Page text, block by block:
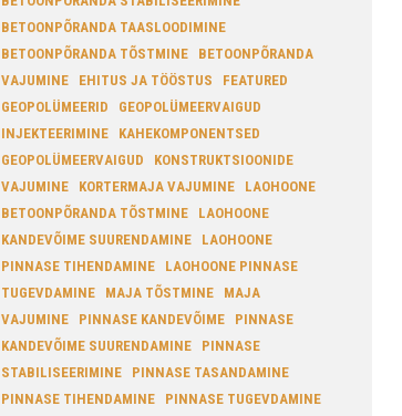
BETOONPÕRANDA TAASLOODIMINE
BETOONPÕRANDA TÕSTMINE
BETOONPÕRANDA
VAJUMINE
EHITUS JA TÖÖSTUS
FEATURED
GEOPOLÜMEERID
GEOPOLÜMEERVAIGUD
INJEKTEERIMINE
KAHEKOMPONENTSED
GEOPOLÜMEERVAIGUD
KONSTRUKTSIOONIDE
VAJUMINE
KORTERMAJA VAJUMINE
LAOHOONE
BETOONPÕRANDA TÕSTMINE
LAOHOONE
KANDEVÕIME SUURENDAMINE
LAOHOONE
PINNASE TIHENDAMINE
LAOHOONE PINNASE
TUGEVDAMINE
MAJA TÕSTMINE
MAJA
VAJUMINE
PINNASE KANDEVÕIME
PINNASE
KANDEVÕIME SUURENDAMINE
PINNASE
STABILISEERIMINE
PINNASE TASANDAMINE
PINNASE TIHENDAMINE
PINNASE TUGEVDAMINE